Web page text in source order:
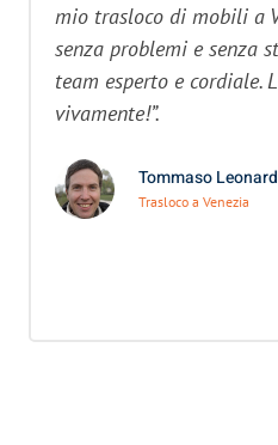
mio trasloco di mobili a
senza problemi e senza
team esperto e cordiale.
vivamente!”.
Tommaso
Trasloco a Venezia